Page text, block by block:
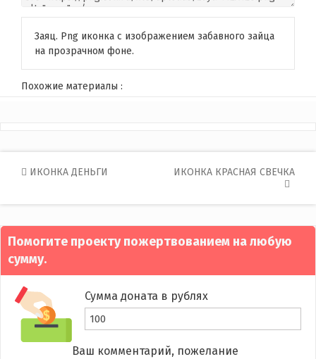
Заяц. Png иконка с изображением забавного зайца
на прозрачном фоне.
Похожие материалы :
Post
ИКОНКА ДЕНЬГИ ИКОНКА КРАСНАЯ СВЕЧКА
Помогите проекту пожертвованием на любую
сумму.
Сумма доната в рублях
Ваш комментарий, пожелание